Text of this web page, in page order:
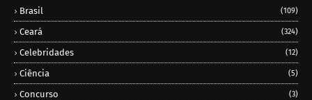
Brasil (109)
Ceará (324)
Celebridades (12)
Ciência (5)
Concurso (3)